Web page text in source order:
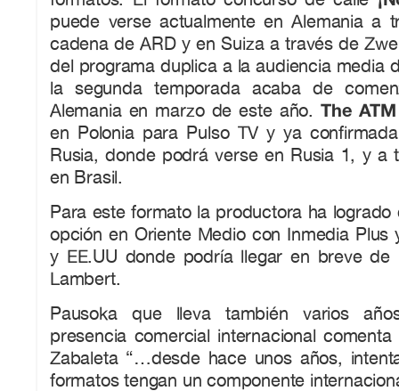
puede verse actualmente en Alemania a
cadena de ARD y en Suiza a través de
del programa duplica a la audiencia media
la segunda temporada acaba de
Alemania en marzo de este año.The
en Polonia para Pulso TV y ya
Rusia, donde podrá verse en Rusia 1, y a
en Brasil.
Para este formato la productora ha
opción en Oriente Medio con Inmedia Plus
y EE.UU donde podría llegar en breve
Lambert.
Pausoka que lleva también varios
presencia comercial internacional
Zabaleta “…desde hace unos años,
formatos tengan un componente